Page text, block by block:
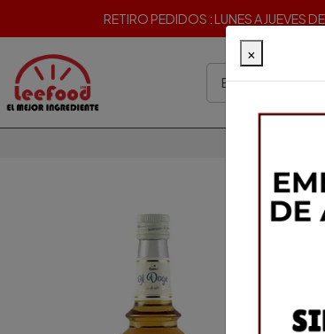
RETIRO PEDIDOS : LUNES A JUEVES
×